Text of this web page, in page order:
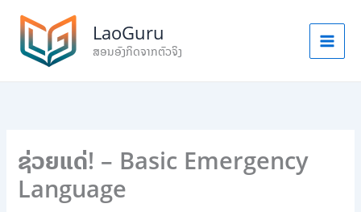
content
LaoGuru
ສອນອັງກິດຈາກຕົວຈິງ
ຊ່ວຍແດ່! – Basic Emergency
Language
e
a
r